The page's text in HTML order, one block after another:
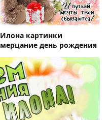
Илона картинки
мерцание день рождения